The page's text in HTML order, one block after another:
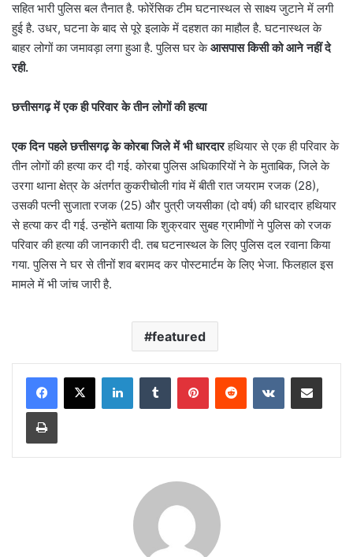
सहित भारी पुलिस बल तैनात है. फोरेंसिक टीम घटनास्थल से साक्ष्य जुटाने में लगी
हुई है. उधर, घटना के बाद से पूरे इलाके में दहशत का माहौल है. घटनास्थल के
बाहर लोगों का जमावड़ा लगा हुआ है. पुलिस घर केआसपास किसी को आने नहीं दे
रही.
छत्तीसगढ़ में एक ही परिवार के तीन लोगों की हत्या
एक दिन पहले छत्तीसगढ़ के कोरबा जिले में भी धारदारहथियार से एक ही परिवार के
तीन लोगों की हत्या कर दी गई. कोरबा पुलिस अधिकारियों ने के मुताबिक, जिले के
उरगा थाना क्षेत्र के अंतर्गत कुकरीचोली गांव में बीती रात जयराम रजक (28),
उसकी पत्नी सुजाता रजक (25) और पुत्री जयसीका (दो वर्ष) की धारदार हथियार
से हत्या कर दी गई. उन्होंने बताया कि शुक्रवार सुबह ग्रामीणों ने पुलिस को रजक
परिवार की हत्या की जानकारी दी. तब घटनास्थल के लिए पुलिस दल रवाना किया
गया. पुलिस ने घर से तीनों शव बरामद कर पोस्टमार्टम के लिए भेजा. फिलहाल इस
मामले में भी जांच जारी है.
featured
LinkedInTumblr PinterestReddit VKontakteShare via Email
Print